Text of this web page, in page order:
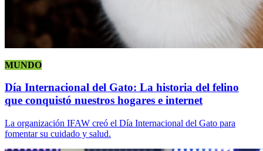
MUNDO
Día Internacional del Gato: La historia del felino
que conquistó nuestros hogares e internet
La organización IFAW creó el Día Internacional del Gato para
fomentar su cuidado y salud.